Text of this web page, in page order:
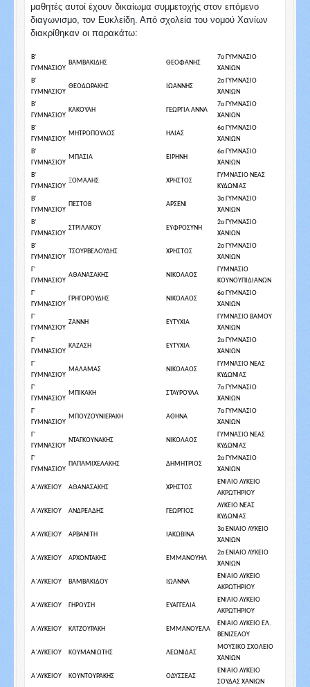
μαθητές αυτοί έχουν δικαίωμα συμμετοχής στον επόμενο
διαγωνισμο, τον Ευκλείδη. Από σχολεία του νομού Χανίων
διακρίθηκαν οι παρακάτω:
Β'
ΓΥΜΝΑΣΙΟΥ
ΒΑΜΒΑΚΙΔΗΣ ΘΕΟΦΑΝΗΣ
7ο ΓΥΜΝΑΣΙΟ
ΧΑΝΙΩΝ
Β'
ΓΥΜΝΑΣΙΟΥ
ΘΕΟΔΩΡΑΚΗΣ ΙΩΑΝΝΗΣ
2ο ΓΥΜΝΑΣΙΟ
ΧΑΝΙΩΝ
Β'
ΓΥΜΝΑΣΙΟΥ
ΚΑΚΟΥΛΗ ΓΕΩΡΓΙΑ ΑΝΝΑ
7ο ΓΥΜΝΑΣΙΟ
ΧΑΝΙΩΝ
Β'
ΓΥΜΝΑΣΙΟΥ
ΜΗΤΡΟΠΟΥΛΟΣ ΗΛΙΑΣ
6ο ΓΥΜΝΑΣΙΟ
ΧΑΝΙΩΝ
Β'
ΓΥΜΝΑΣΙΟΥ
ΜΠΑΣΙΑ ΕΙΡΗΝΗ
6ο ΓΥΜΝΑΣΙΟ
ΧΑΝΙΩΝ
Β'
ΓΥΜΝΑΣΙΟΥ
ΞΟΜΑΛΗΣ ΧΡΗΣΤΟΣ
ΓΥΜΝΑΣΙΟ ΝΕΑΣ
ΚΥΔΩΝΙΑΣ
Β'
ΓΥΜΝΑΣΙΟΥ
ΠΕΣΤΟΒ ΑΡΣΕΝΙ
3ο ΓΥΜΝΑΣΙΟ
ΧΑΝΙΩΝ
Β'
ΓΥΜΝΑΣΙΟΥ
ΣΤΡΙΛΑΚΟΥ ΕΥΦΡΟΣΥΝΗ
2ο ΓΥΜΝΑΣΙΟ
ΧΑΝΙΩΝ
Β'
ΓΥΜΝΑΣΙΟΥ
ΤΣΟΥΡΒΕΛΟΥΔΗΣ ΧΡΗΣΤΟΣ
2ο ΓΥΜΝΑΣΙΟ
ΧΑΝΙΩΝ
Γ'
ΓΥΜΝΑΣΙΟΥ
ΑΘΑΝΑΣΑΚΗΣ ΝΙΚΟΛΑΟΣ
ΓΥΜΝΑΣΙΟ
ΚΟΥΝΟΥΠΙΔΙΑΝΩΝ
Γ'
ΓΥΜΝΑΣΙΟΥ
ΓΡΗΓΟΡΟΥΔΗΣ ΝΙΚΟΛΑΟΣ
6ο ΓΥΜΝΑΣΙΟ
ΧΑΝΙΩΝ
Γ'
ΓΥΜΝΑΣΙΟΥ
ΖΑΝΝΗ ΕΥΤΥΧΙΑ
ΓΥΜΝΑΣΙΟ ΒΑΜΟΥ
ΧΑΝΙΩΝ
Γ'
ΓΥΜΝΑΣΙΟΥ
ΚΑΖΑΣΗ ΕΥΤΥΧΙΑ
2ο ΓΥΜΝΑΣΙΟ
ΧΑΝΙΩΝ
Γ'
ΓΥΜΝΑΣΙΟΥ
ΜΑΛΑΜΑΣ ΝΙΚΟΛΑΟΣ
ΓΥΜΝΑΣΙΟ ΝΕΑΣ
ΚΥΔΩΝΙΑΣ
Γ'
ΓΥΜΝΑΣΙΟΥ
ΜΠΙΚΑΚΗ ΣΤΑΥΡΟΥΛΑ
7ο ΓΥΜΝΑΣΙΟ
ΧΑΝΙΩΝ
Γ'
ΓΥΜΝΑΣΙΟΥ
ΜΠΟΥΖΟΥΝΙΕΡΑΚΗ ΑΘΗΝΑ
7ο ΓΥΜΝΑΣΙΟ
ΧΑΝΙΩΝ
Γ'
ΓΥΜΝΑΣΙΟΥ
ΝΤΑΓΚΟΥΝΑΚΗΣ ΝΙΚΟΛΑΟΣ
ΓΥΜΝΑΣΙΟ ΝΕΑΣ
ΚΥΔΩΝΙΑΣ
Γ'
ΓΥΜΝΑΣΙΟΥ
ΠΑΠΑΜΙΧΕΛΑΚΗΣ ΔΗΜΗΤΡΙΟΣ
2ο ΓΥΜΝΑΣΙΟ
ΧΑΝΙΩΝ
Α΄ΛΥΚΕΙΟΥ ΑΘΑΝΑΣΑΚΗΣ ΧΡΗΣΤΟΣ
ΕΝΙΑΙΟ ΛΥΚΕΙΟ
ΑΚΡΩΤΗΡΙΟΥ
Α΄ΛΥΚΕΙΟΥ ΑΝΔΡΕΑΔΗΣ ΓΕΩΡΓΙΟΣ
ΛΥΚΕΙΟ ΝΕΑΣ
ΚΥΔΩΝΙΑΣ
Α΄ΛΥΚΕΙΟΥ ΑΡΒΑΝΙΤΗ ΙΑΚΩΒΙΝΑ
3ο ΕΝΙΑΙΟ ΛΥΚΕΙΟ
ΧΑΝΙΩΝ
Α΄ΛΥΚΕΙΟΥ ΑΡΧΟΝΤΑΚΗΣ ΕΜΜΑΝΟΥΗΛ
2ο ΕΝΙΑΙΟ ΛΥΚΕΙΟ
ΧΑΝΙΩΝ
Α΄ΛΥΚΕΙΟΥ ΒΑΜΒΑΚΙΔΟΥ ΙΩΑΝΝΑ
ΕΝΙΑΙΟ ΛΥΚΕΙΟ
ΑΚΡΩΤΗΡΙΟΥ
Α΄ΛΥΚΕΙΟΥ ΓΗΡΟΥΣΗ ΕΥΑΓΓΕΛΙΑ
ΕΝΙΑΙΟ ΛΥΚΕΙΟ
ΑΚΡΩΤΗΡΙΟΥ
Α΄ΛΥΚΕΙΟΥ ΚΑΤΖΟΥΡΑΚΗ ΕΜΜΑΝΟΥΕΛΑ
ΕΝΙΑΙΟ ΛΥΚΕΙΟ ΕΛ.
ΒΕΝΙΖΕΛΟΥ
Α΄ΛΥΚΕΙΟΥ ΚΟΥΜΑΝΙΩΤΗΣ ΛΕΩΝΙΔΑΣ
ΜΟΥΣΙΚΟ ΣΧΟΛΕΙΟ
ΧΑΝΙΩΝ
Α΄ΛΥΚΕΙΟΥ ΚΟΥΝΤΟΥΡΑΚΗΣ ΟΔΥΣΣΕΑΣ
ΕΝΙΑΙΟ ΛΥΚΕΙΟ
ΣΟΥΔΑΣ ΧΑΝΙΩΝ